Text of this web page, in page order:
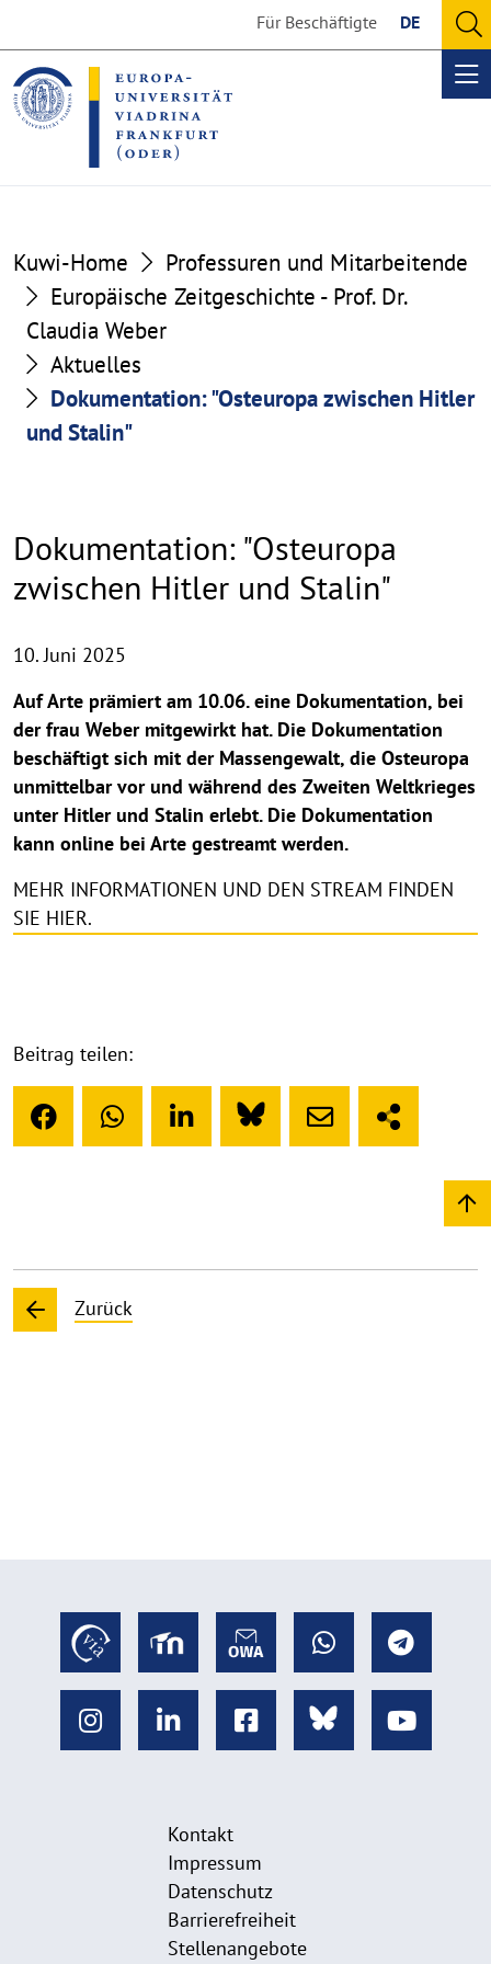
the
content
section
the
footer
section
Für Beschäftigte DE
Kuwi-Home
Professuren und Mitarbeitende
Europäische Zeitgeschichte - Prof. Dr.
Claudia Weber
Aktuelles
Dokumentation: "Osteuropa zwischen Hitler
und Stalin"
Dokumentation: "Osteuropa
zwischen Hitler und Stalin"
10. Juni 2025
Auf Arte prämiert am 10.06. eine Dokumentation, bei
der frau Weber mitgewirkt hat. Die Dokumentation
beschäftigt sich mit der Massengewalt, die Osteuropa
unmittelbar vor und während des Zweiten Weltkrieges
unter Hitler und Stalin erlebt. Die Dokumentation
kann online bei Arte gestreamt werden.
MEHR INFORMATIONEN UND DEN STREAM FINDEN
SIE HIER.
Beitrag teilen:
Zurück
Kontakt
Impressum
Datenschutz
Barrierefreiheit
Stellenangebote